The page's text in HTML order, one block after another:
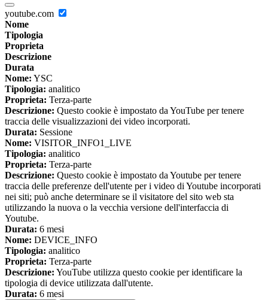
youtube.com
Nome
Tipologia
Proprieta
Descrizione
Durata
Nome: YSC
Tipologia: analitico
Proprieta: Terza-parte
Descrizione: Questo cookie è impostato da YouTube per tenere
traccia delle visualizzazioni dei video incorporati.
Durata: Sessione
Nome: VISITOR_INFO1_LIVE
Tipologia: analitico
Proprieta: Terza-parte
Descrizione: Questo cookie è impostato da Youtube per tenere
traccia delle preferenze dell'utente per i video di Youtube incorporati
nei siti; può anche determinare se il visitatore del sito web sta
utilizzando la nuova o la vecchia versione dell'interfaccia di
Youtube.
Durata: 6 mesi
Nome: DEVICE_INFO
Tipologia: analitico
Proprieta: Terza-parte
Descrizione: YouTube utilizza questo cookie per identificare la
tipologia di device utilizzata dall'utente.
Durata: 6 mesi